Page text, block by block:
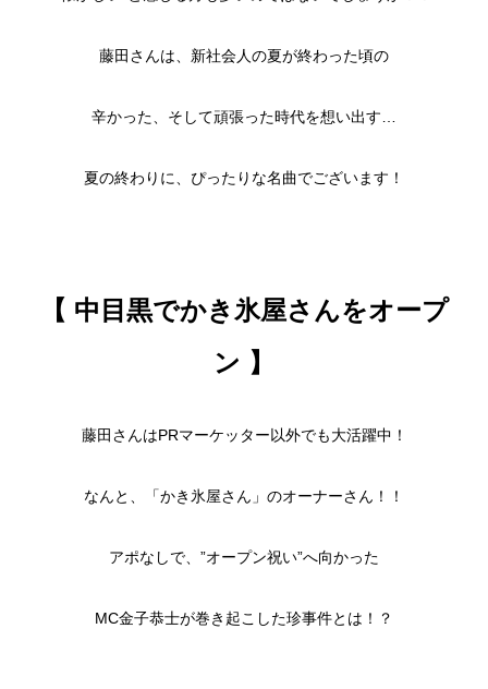
藤田さんは、新社会人の夏が終わった頃の
辛かった、そして頑張った時代を想い出す…
夏の終わりに、ぴったりな名曲でございます！
【 中目黒でかき氷屋さんをオープ
ン 】
藤田さんはPRマーケッター以外でも大活躍中！
なんと、「かき氷屋さん」のオーナーさん！！
アポなしで、”オープン祝い”へ向かった
MC金子恭士が巻き起こした珍事件とは！？